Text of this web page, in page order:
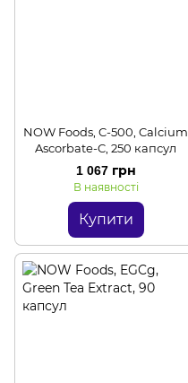
NOW Foods, C-500, Calcium
Ascorbate-C, 250 капсул
1 067 грн
В наявності
Купити